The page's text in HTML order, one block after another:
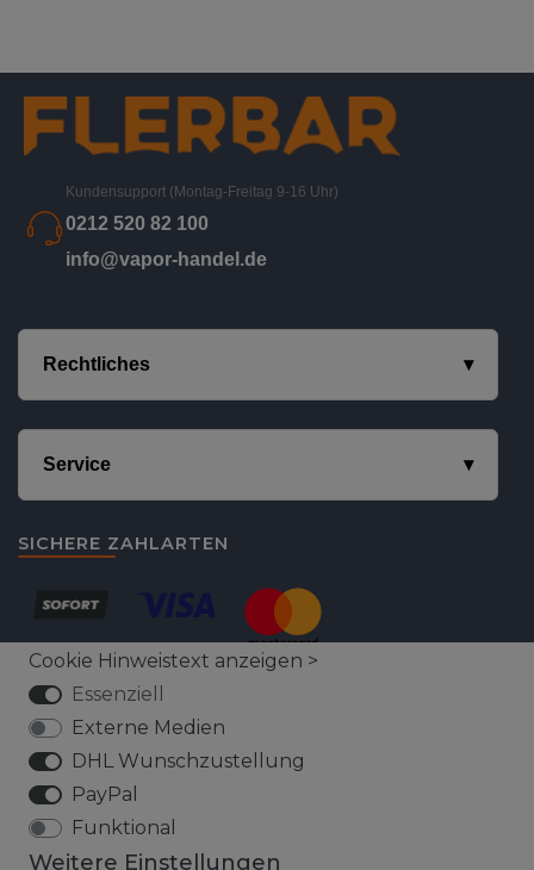
Kundensupport (Montag-Freitag 9-16 Uhr)
0212 520 82 100
info@vapor-handel.de
Rechtliches
Service
SICHERE ZAHLARTEN
VERSICHERTER VERSAND
Cookie Hinweistext anzeigen >
Essenziell
Externe Medien
DHL Wunschzustellung
PayPal
Funktional
Weitere Einstellungen